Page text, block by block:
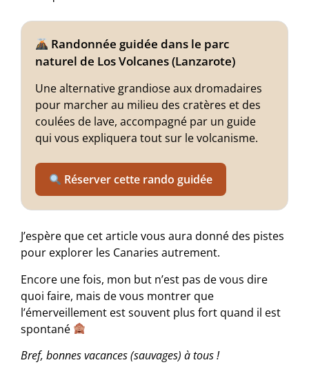
Randonnée guidée dans le parc
naturel de Los Volcanes (Lanzarote)
Une alternative grandiose aux dromadaires
pour marcher au milieu des cratères et des
coulées de lave, accompagné par un guide
qui vous expliquera tout sur le volcanisme.
Réserver cette rando guidée
J’espère que cet article vous aura donné des pistes
pour explorer les Canaries autrement.
Encore une fois, mon but n’est pas de vous dire
quoi faire, mais de vous montrer que
l’émerveillement est souvent plus fort quand il est
spontané
Bref, bonnes vacances (sauvages) à tous !